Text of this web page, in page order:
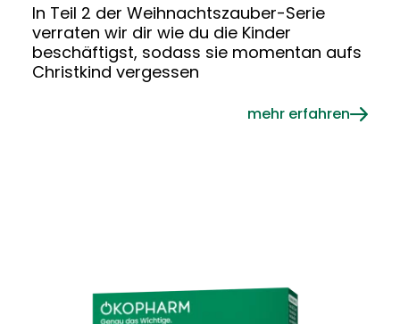
In Teil 2 der Weihnachtszauber-Serie
verraten wir dir wie du die Kinder
beschäftigst, sodass sie momentan aufs
Christkind vergessen
mehr erfahren